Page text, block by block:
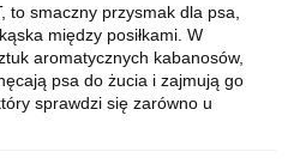
to smaczny przysmak dla psa,
między posiłkami. W
aromatycznych kabanosów,
psa do żucia i zajmują go
sprawdzi się zarówno u